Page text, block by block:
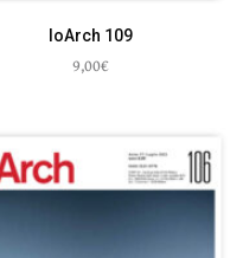
IoArch 109
9,00€